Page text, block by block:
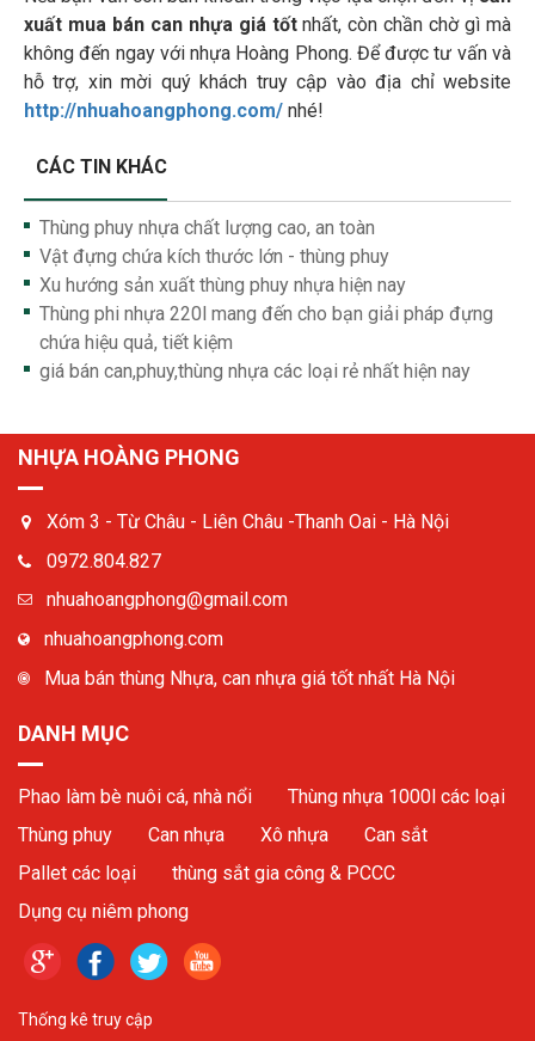
xuất mua bán can nhựa giá tốtnhất, còn chần chờ gì mà
không đến ngay với nhựa Hoàng Phong. Để được tư vấn và
hỗ trợ, xin mời quý khách truy cập vào địa chỉ website
http://nhuahoangphong.com/ nhé!
CÁC TIN KHÁC
Thùng phuy nhựa chất lượng cao, an toàn
Vật đựng chứa kích thước lớn - thùng phuy
Xu hướng sản xuất thùng phuy nhựa hiện nay
Thùng phi nhựa 220l mang đến cho bạn giải pháp đựng
chứa hiệu quả, tiết kiệm
giá bán can,phuy,thùng nhựa các loại rẻ nhất hiện nay
NHỰA HOÀNG PHONG
Xóm 3 - Từ Châu - Liên Châu -Thanh Oai - Hà Nội
0972.804.827
nhuahoangphong@gmail.com
nhuahoangphong.com
Mua bán thùng Nhựa, can nhựa giá tốt nhất Hà Nội
DANH MỤC
Phao làm bè nuôi cá, nhà nổi
Thùng nhựa 1000l các loại
Thùng phuy
Can nhựa Xô nhựa
Can sắt
Pallet các loại
thùng sắt gia công & PCCC
Dụng cụ niêm phong
Thống kê truy cập